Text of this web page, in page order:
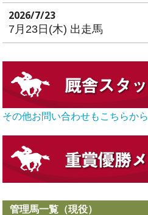
2026/7/23
7月23日(木) 出走馬
その他お問い合わせもこちらから
管理馬一覧（現役）